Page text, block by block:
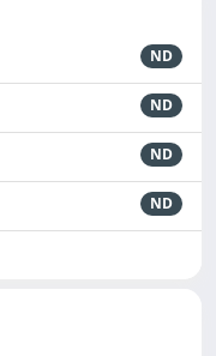
ND
ND
ND
ND